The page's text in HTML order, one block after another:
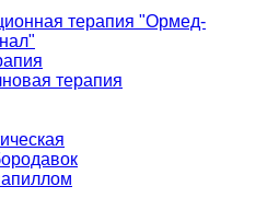
терапия "Ормед-
терапия